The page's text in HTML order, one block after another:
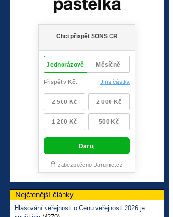
Nejčtenější články
Hlasování veřejnosti o Cenu veřejnosti 2026 je